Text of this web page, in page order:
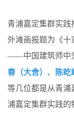
青浦嘉定集群实践
外滩画报题为《
——中国建筑师中
春（大舍） 、 陈屹
等几位都是从青
浦嘉定集群实践